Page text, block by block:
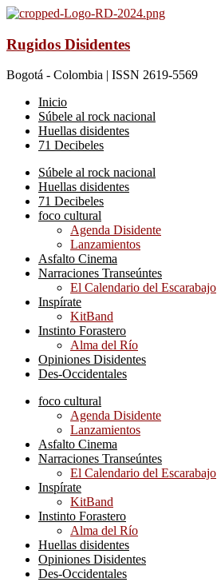
Rugidos Disidentes
Bogotá - Colombia | ISSN 2619-5569
Inicio
Súbele al rock nacional
Huellas disidentes
71 Decibeles
Súbele al rock nacional
Huellas disidentes
71 Decibeles
foco cultural
Agenda Disidente
Lanzamientos
Asfalto Cinema
Narraciones Transeúntes
El Calendario del Escarabajo
Inspírate
KitBand
Instinto Forastero
Alma del Río
Opiniones Disidentes
Des-Occidentales
foco cultural
Agenda Disidente
Lanzamientos
Asfalto Cinema
Narraciones Transeúntes
El Calendario del Escarabajo
Inspírate
KitBand
Instinto Forastero
Alma del Río
Huellas disidentes
Opiniones Disidentes
Des-Occidentales